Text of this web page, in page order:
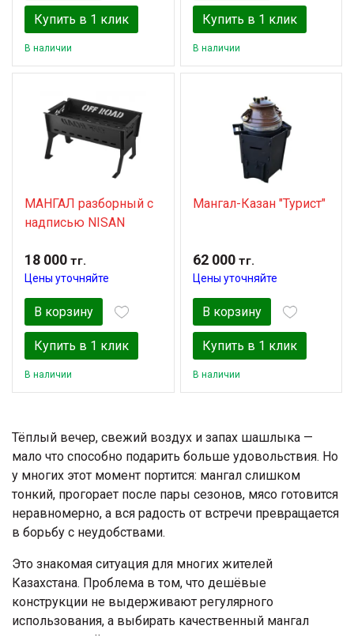
Купить в 1 клик
В наличии
Купить в 1 клик
В наличии
МАНГАЛ разборный с
надписью NISAN
18 000 тг.
Цены уточняйте
В корзину
Купить в 1 клик
В наличии
Мангал-Казан "Турист"
62 000тг.
Цены уточняйте
В корзину
Купить в 1 клик
В наличии
Тёплый вечер, свежий воздух и запах шашлыка —
мало что способно подарить больше удовольствия. Но
у многих этот момент портится: мангал слишком
тонкий, прогорает после пары сезонов, мясо готовится
неравномерно, а вся радость от встречи превращается
в борьбу с неудобствами.
Это знакомая ситуация для многих жителей
Казахстана. Проблема в том, что дешёвые
конструкции не выдерживают регулярного
использования, а выбирать качественный мангал